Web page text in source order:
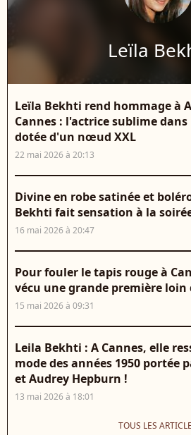
Leïla
Leïla Bekhti rend hommage à
Cannes : l'actrice sublime
dotée d'un nœud XXL
22 mai 2026 à 20:13
Divine en robe satinée et
Bekhti fait sensation à la
16 mai 2026 à 20:47
Pour fouler le tapis rouge à
vécu une grande première loin
15 mai 2026 à 09:31
Leila Bekhti : A Cannes, elle
mode des années 1950 portée
et Audrey Hepburn !
13 mai 2026 à 18:01
TOUS LES